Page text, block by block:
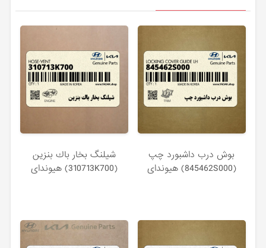
بوش درب داشبورد چپ
(845462S000) هیوندای
شيلنگ بخار باك بنزين
(310713K700) هیوندای